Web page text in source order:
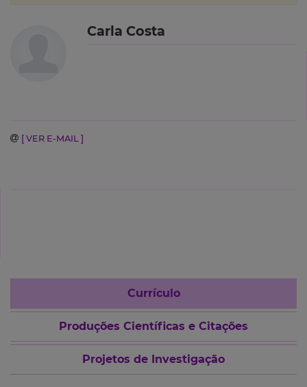
Carla Costa
[ VER E-MAIL ]
Currículo
Produções Científicas e Citações
Projetos de Investigação